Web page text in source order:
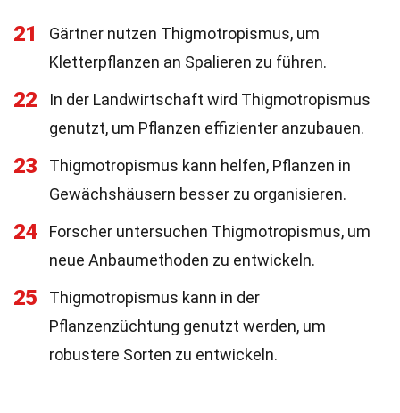
21
Gärtner nutzen Thigmotropismus, um
Kletterpflanzen an Spalieren zu führen.
22
In der Landwirtschaft wird Thigmotropismus
genutzt, um Pflanzen effizienter anzubauen.
23
Thigmotropismus kann helfen, Pflanzen in
Gewächshäusern besser zu organisieren.
24
Forscher untersuchen Thigmotropismus, um
neue Anbaumethoden zu entwickeln.
25
Thigmotropismus kann in der
Pflanzenzüchtung genutzt werden, um
robustere Sorten zu entwickeln.